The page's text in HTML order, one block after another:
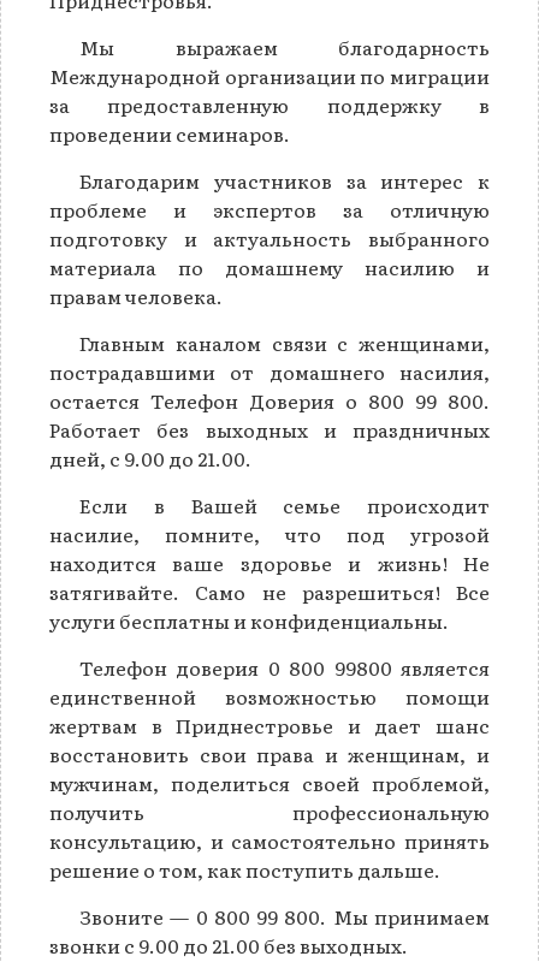
Мы выражаем благодарность
Международной организации по миграции
за предоставленную поддержку в
проведении семинаров.
Благодарим участников за интерес к
проблеме и экспертов за отличную
подготовку и актуальность выбранного
материала по домашнему насилию и
правам человека.
Главным каналом связи с женщинами,
пострадавшими от домашнего насилия,
остается Телефон Доверия о 800 99 800.
Работает без выходных и праздничных
дней, с 9.00 до 21.00.
Если в Вашей семье происходит
насилие, помните, что под угрозой
находится ваше здоровье и жизнь! Не
затягивайте. Само не разрешиться! Все
услуги бесплатны и конфиденциальны.
Телефон доверия 0 800 99800 является
единственной возможностью помощи
жертвам в Приднестровье и дает шанс
восстановить свои права и женщинам, и
мужчинам, поделиться своей проблемой,
получить профессиональную
консультацию, и самостоятельно принять
решение о том, как поступить дальше.
Звоните — 0 800 99 800. Мы принимаем
звонки с 9.00 до 21.00 без выходных.